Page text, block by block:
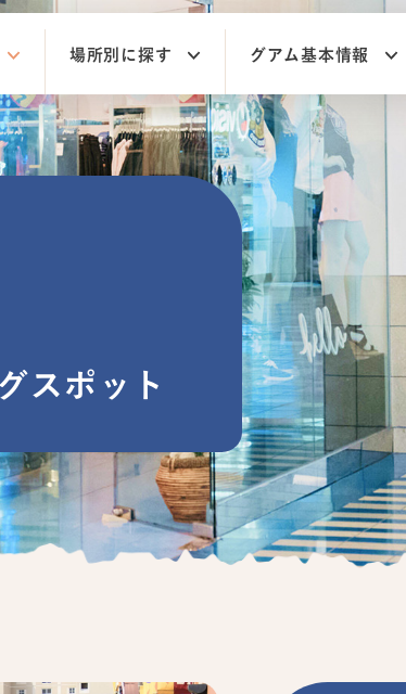
場所別に探す グアム基本情報
スポット